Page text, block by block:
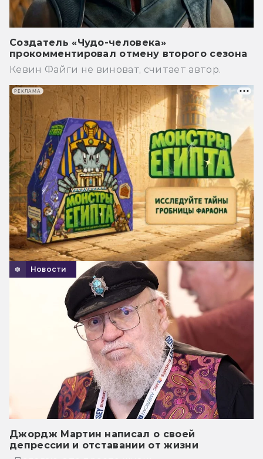
Создатель «Чудо-человека»
прокомментировал отмену второго сезона
Кевин Файги не виноват, считает автор.
Новости
Джордж Мартин написал о своей
депрессии и отставании от жизни
РЕКЛАМА